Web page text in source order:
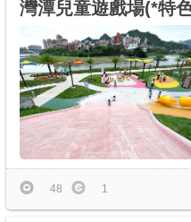
灣潭兒童遊戲場(*特
48 1